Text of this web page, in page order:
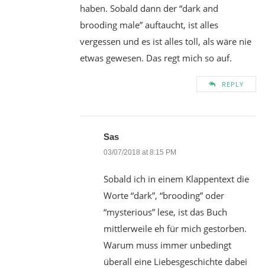
haben. Sobald dann der “dark and
brooding male” auftaucht, ist alles
vergessen und es ist alles toll, als wäre nie
etwas gewesen. Das regt mich so auf.
REPLY
Sas
03/07/2018 at 8:15 PM
Sobald ich in einem Klappentext die
Worte “dark”, “brooding” oder
“mysterious” lese, ist das Buch
mittlerweile eh für mich gestorben.
Warum muss immer unbedingt
überall eine Liebesgeschichte dabei